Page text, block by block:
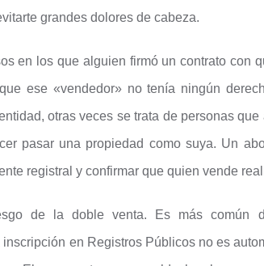
grandes dolores de cabeza.
en los que alguien firmó un contrato con
ese «vendedor» no tenía ningún
otras veces se trata de personas
pasar una propiedad como suya. Un
registral y confirmar que quien vende
de la doble venta. Es más común
en Registros Públicos no es